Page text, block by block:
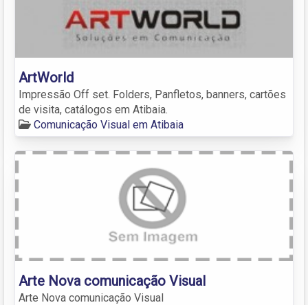
ArtWorld
Impressão Off set. Folders, Panfletos, banners, cartões
de visita, catálogos em Atibaia.
Comunicação Visual em Atibaia
Arte Nova comunicação Visual
Arte Nova comunicação Visual